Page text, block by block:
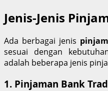
Jenis-Jenis
Ada berbagai jenis
sesuai dengan
adalah beberapa jenis
1. Pinjaman Bank